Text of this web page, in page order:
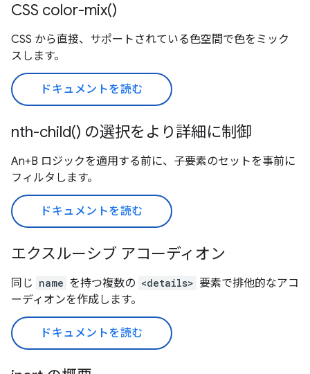
CSS color-mix()
CSS から直接、サポートされている色空間で色をミック
スします。
ドキュメントを読む
nth-child() の選択をより詳細に制御
An+B ロジックを適用する前に、子要素のセットを事前に
フィルタします。
ドキュメントを読む
エクスルーシブ アコーディオン
同じ name を持つ複数の <details> 要素で排他的なアコ
ーディオンを作成します。
ドキュメントを読む